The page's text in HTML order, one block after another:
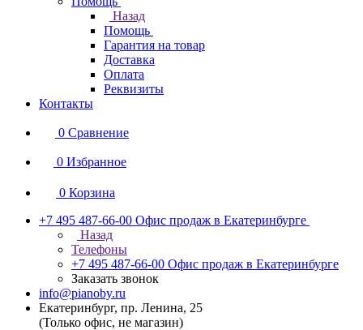
Назад
Помощь
Гарантия на товар
Доставка
Оплата
Реквизиты
Контакты
0 Сравнение
0 Избранное
0 Корзина
+7 495 487-66-00 Офис продаж в Екатеринбурге
Назад
Телефоны
+7 495 487-66-00 Офис продаж в Екатеринбурге
Заказать звонок
info@pianoby.ru
Екатеринбург, пр. Ленина, 25
(Только офис, не магазин)